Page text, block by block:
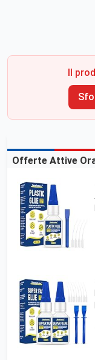
Il
Offerte Attive